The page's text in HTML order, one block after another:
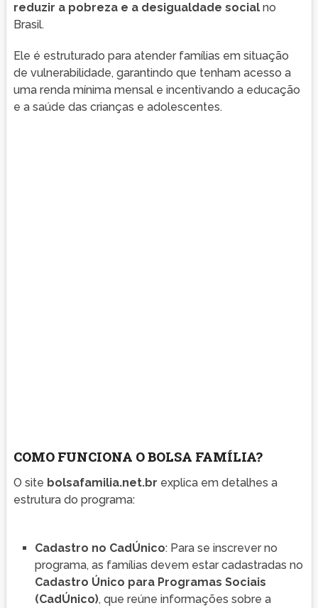
reduzir a pobreza e a desigualdade socialno
Brasil.
Ele é estruturado para atender famílias em situação
de vulnerabilidade, garantindo que tenham acesso a
uma renda mínima mensal e incentivando a educação
e a saúde das crianças e adolescentes.
COMO FUNCIONA O BOLSA FAMÍLIA?
O site bolsafamilia.net.br explica em detalhes a
estrutura do programa:
Cadastro no CadÚnico: Para se inscrever no
programa, as famílias devem estar cadastradas no
Cadastro Único para Programas Sociais
(CadÚnico), que reúne informações sobre a